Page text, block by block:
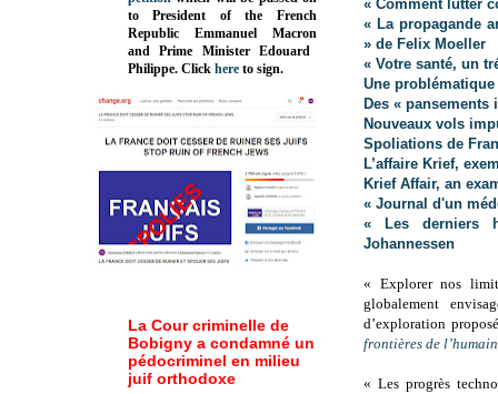
« Comment lutter
« La propagande
» de Felix Moeller
« Votre santé, un
Une
Des « pansements
Nouveaux vols
Spoliations de
L’affaire Krief,
Krief Affair, an
« Journal d'un
« Les derniers
Johannessen
« Explorer nos
globalement
d’exploration
frontières de l’humain
« Les progrès
to President of the French
Republic Emmanuel Macron
and Prime MinisterEdouard
Philippe. Click here to sign.
La Cour criminelle de
Bobigny a condamné un
pédocriminel en milieu
juif orthodoxe